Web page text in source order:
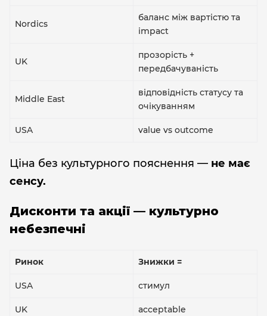
Nordics
баланс між вартістю та
impact
UK
прозорість +
передбачуваність
Middle East
відповідність статусу та
очікуванням
USA value vs outcome
Ціна без культурного пояснення — не має
сенсу.
Дисконти та акції — культурно
небезпечні
Ринок Знижки =
USA стимул
UK acceptable